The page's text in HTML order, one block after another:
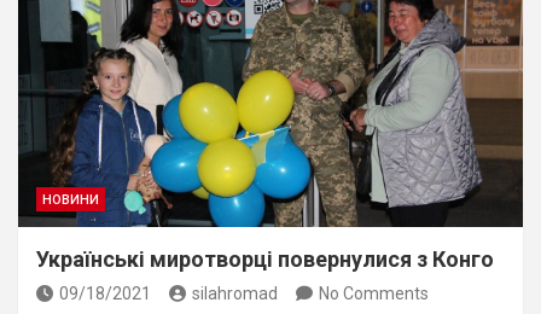
НОВИНИ
Українські миротворці повернулися з Конго
09/18/2021 silahromad No Comments